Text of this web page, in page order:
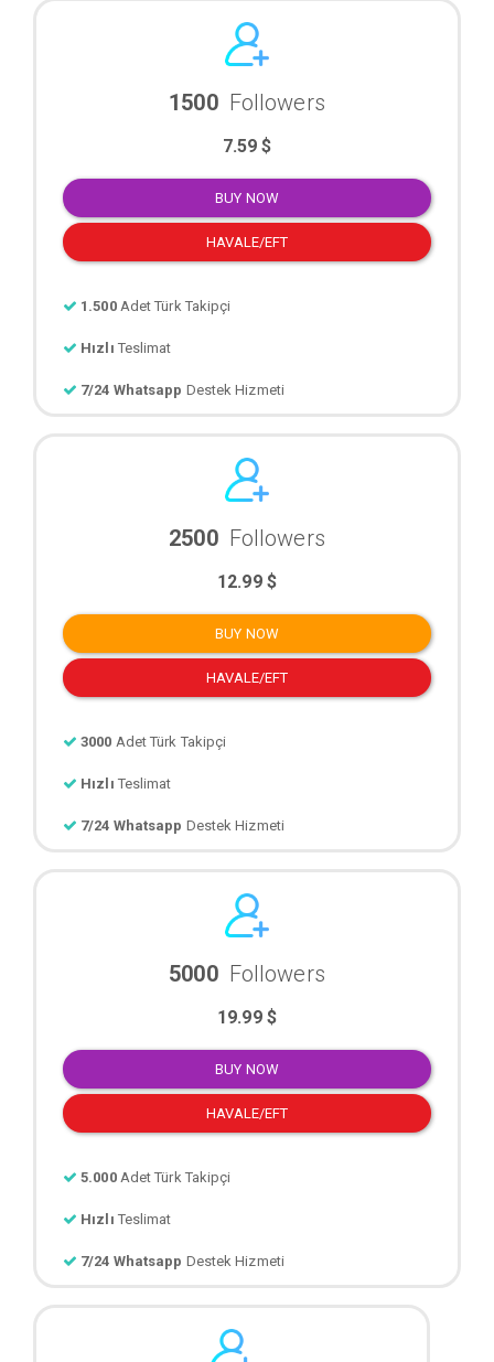
1500 Followers
7.59 $
BUY NOW
HAVALE/EFT
1.500 Adet Türk Takipçi
Hızlı Teslimat
7/24 Whatsapp Destek Hizmeti
2500 Followers
12.99 $
BUY NOW
HAVALE/EFT
3000 Adet Türk Takipçi
Hızlı Teslimat
7/24 Whatsapp Destek Hizmeti
5000 Followers
19.99 $
BUY NOW
HAVALE/EFT
5.000 Adet Türk Takipçi
Hızlı Teslimat
7/24 Whatsapp Destek Hizmeti